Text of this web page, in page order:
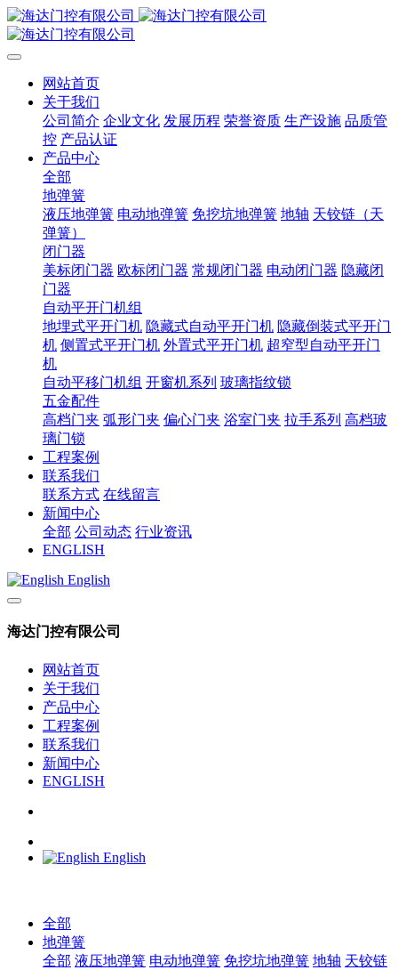
网站首页
关于我们
公司简介 企业文化 发展历程 荣誉资质 生产设施 品质管
控 产品认证
产品中心
全部
地弹簧
液压地弹簧 电动地弹簧 免挖坑地弹簧 地轴 天铰链（天
弹簧）
闭门器
美标闭门器 欧标闭门器 常规闭门器 电动闭门器 隐藏闭
门器
自动平开门机组
地埋式平开门机 隐藏式自动平开门机 隐藏倒装式平开门
机 侧置式平开门机 外置式平开门机 超窄型自动平开门
机
自动平移门机组 开窗机系列 玻璃指纹锁
五金配件
高档门夹 弧形门夹 偏心门夹 浴室门夹 拉手系列 高档玻
璃门锁
工程案例
联系我们
联系方式 在线留言
新闻中心
全部 公司动态 行业资讯
ENGLISH
English
海达门控有限公司
网站首页
关于我们
产品中心
工程案例
联系我们
新闻中心
ENGLISH
English
全部
地弹簧
全部 液压地弹簧 电动地弹簧 免挖坑地弹簧 地轴 天铰链